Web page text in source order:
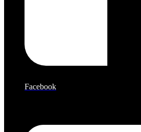
Facebook